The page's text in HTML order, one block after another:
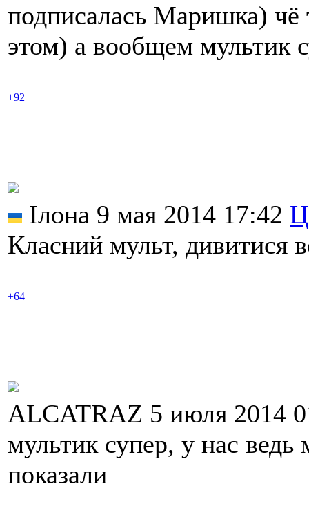
подписалась Маришка) чё
этом) а вообщем мультик
+92
Ілона 9 мая 2014 17:42
Класний мульт, дивитися
+64
ALCATRAZ 5 июля 2014
мультик супер, у нас
показали